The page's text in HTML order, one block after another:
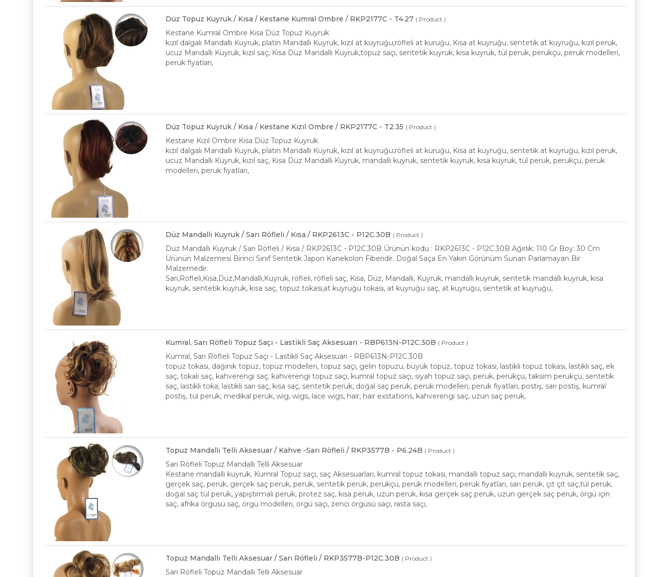
Düz Topuz Kuyruk / Kısa / Kestane Kumral Ombre / RKP2177C - T4.27 ( Product )
Kestane Kumral Ombre Kısa Düz Topuz Kuyruk
kızıl dalgalı Mandallı Kuyruk, platin Mandallı Kuyruk, kızıl at kuyruğu,röfleli at kuruğu, Kısa at kuyruğu, sentetik at kuyruğu, kızıl peruk,
ucuz Mandallı Kuyruk, kızıl saç, Kısa Düz Mandallı Kuyruk,topuz saçı, sentetik kuyruk, kısa kuyruk, tül peruk, perukçu, peruk modelleri,
peruk fiyatları,
Düz Topuz Kuyruk / Kısa / Kestane Kızıl Ombre / RKP2177C - T2.35 ( Product )
Kestane Kızıl Ombre Kısa Düz Topuz Kuyruk
kızıl dalgalı Mandallı Kuyruk, platin Mandallı Kuyruk, kızıl at kuyruğu,röfleli at kuruğu, Kısa at kuyruğu, sentetik at kuyruğu, kızıl peruk,
ucuz Mandallı Kuyruk, kızıl saç, Kısa Düz Mandallı Kuyruk, mandallı kuyruk, sentetik kuyruk, kısa kuyruk, tül peruk, perukçu, peruk
modelleri, peruk fiyatları,
Düz Mandallı Kuyruk / Sarı Röfleli / Kısa / RKP2613C - P12C.30B ( Product )
Düz Mandallı Kuyruk / Sarı Röfleli / Kısa / RKP2613C - P12C.30B Ürünün kodu : RKP2613C - P12C.30B Ağırlık: 110 Gr Boy: 30 Cm
Ürünün Malzemesi Birinci Sınıf Sentetik Japon Kanekolon Fiberidir. Doğal Saça En Yakın Görünüm Sunan Parlamayan Bir
Malzemedir.
Sarı,Röfleli,Kısa,Düz,Mandallı,Kuyruk, röfleli, röfleli saç, Kısa, Düz, Mandallı, Kuyruk, mandallı kuyruk, sentetik mandallı kuyruk, kısa
kuyruk, sentetik kuyruk, kısa saç, topuz tokası,at kuyruğu tokası, at kuyruğu saç, at kuyruğu, sentetik at kuyruğu,
Kumral, Sarı Röfleli Topuz Saçı - Lastikli Saç Aksesuarı - RBP613N-P12C.30B ( Product )
Kumral, Sarı Röfleli Topuz Saçı - Lastikli Saç Aksesuarı - RBP613N-P12C.30B
topuz tokası, dağınık topuz, topuz modelleri, topuz saçı, gelin topuzu, büyük topuz, topuz tokası, lastikli topuz tokası, lastikli saç, ek
saç, tokalı saç, kahverengi saç, kahverengi topuz saçı, kumral topuz saçı, siyah topuz saçı, peruk, perukçu, taksim perukçu, sentetik
saç, lastikli toka, lastikli sarı saç, kısa saç, sentetik peruk, doğal saç peruk, peruk modelleri, peruk fiyatları, postiş, sarı postiş, kumral
postiş, tül peruk, medikal peruk, wig, wigs, lace wigs, hair, hair exstations, kahverengi saç, uzun saç peruk,
Topuz Mandallı Telli Aksesuar / Kahve -Sarı Röfleli / RKP3577B - P6.24B ( Product )
Sarı Röfleli Topuz Mandallı Telli Aksesuar
Kestane mandallı kuyruk, Kumral Topuz saçı, saç Aksesuarları, kumral topuz tokası, mandallı topuz saçı, mandallı kuyruk, sentetik saç,
gerçek saç, peruk, gerçek saç peruk, peruk, sentetik peruk, perukçu, peruk modelleri, peruk fiyatları, sarı peruk, çıt çıt saç,tül peruk,
doğal saç tül peruk, yapıştırmalı peruk, protez saç, kısa peruk, uzun peruk, kısa gerçek saç peruk, uzun gerçek saç peruk, örgü için
saç, afrika örgüsü saç, örgü modelleri, örgü saçı, zenci örgüsü saçı, rasta saçı,
Topuz Mandallı Telli Aksesuar / Sarı Röfleli / RKP3577B-P12C.30B ( Product )
Sarı Röfleli Topuz Mandallı Telli Aksesuar